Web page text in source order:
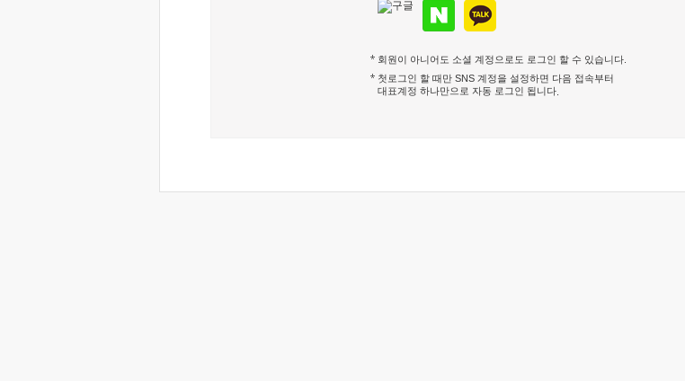
회원이 아니어도 소셜 계정으로도 로그인 할 수 있습니다.
첫로그인 할 때만 SNS 계정을 설정하면 다음 접속부터
대표계정 하나만으로 자동 로그인 됩니다